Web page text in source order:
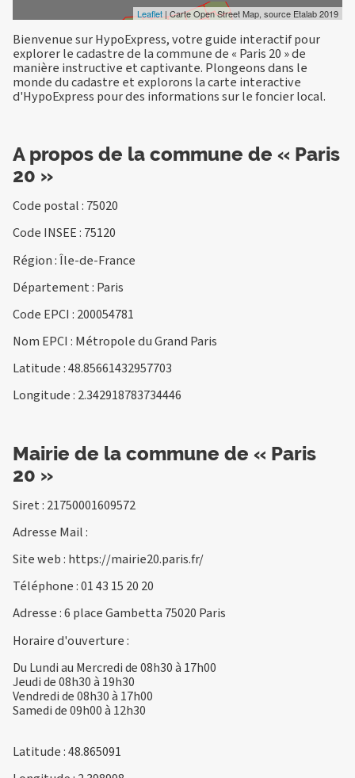
Leaflet | Carte Open Street Map, source Etalab 2019
Bienvenue sur HypoExpress, votre guide interactif pour
explorer le cadastre de la commune de « Paris 20 » de
manière instructive et captivante. Plongeons dans le
monde du cadastre et explorons la carte interactive
d'HypoExpress pour des informations sur le foncier local.
A propos de la commune de « Paris
20 »
Code postal : 75020
Code INSEE : 75120
Région : Île-de-France
Département : Paris
Code EPCI : 200054781
Nom EPCI : Métropole du Grand Paris
Latitude : 48.85661432957703
Longitude : 2.342918783734446
Mairie de la commune de « Paris
20 »
Siret : 21750001609572
Adresse Mail :
Site web : https://mairie20.paris.fr/
Téléphone :01 43 15 20 20
Adresse : 6 place Gambetta 75020 Paris
Horaire d'ouverture :
Du Lundi au Mercredi de 08h30 à 17h00
Jeudi de 08h30 à 19h30
Vendredi de 08h30 à 17h00
Samedi de 09h00 à 12h30
Latitude : 48.865091